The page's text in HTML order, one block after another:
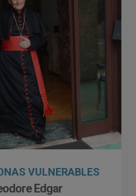
VULNERABLES
Edgar